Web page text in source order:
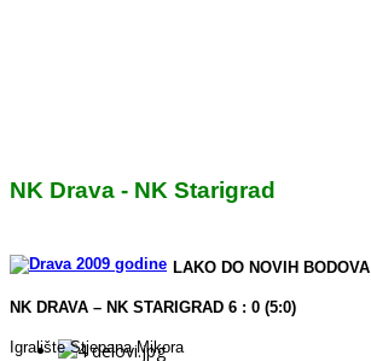
NK Drava - NK Starigrad
LAKO DO NOVIH BODOVA
NK DRAVA – NK STARIGRAD 6 : 0 (5:0)
Igralište Stjepana Mikora